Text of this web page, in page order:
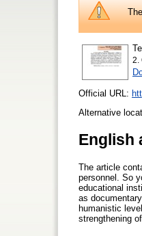
2.
Official URL:
Alternative
English
The article
personnel. So
educational
as
humanistic
strengthening